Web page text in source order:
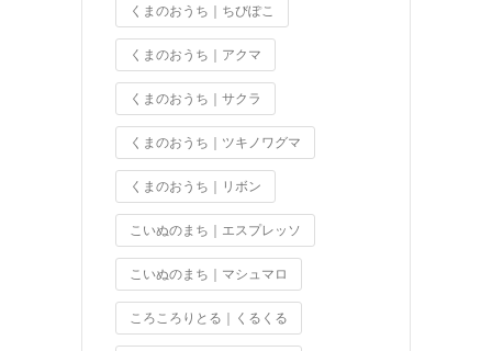
くまのおうち｜ちびぽこ
くまのおうち｜アクマ
くまのおうち｜サクラ
くまのおうち｜ツキノワグマ
くまのおうち｜リボン
こいぬのまち｜エスプレッソ
こいぬのまち｜マシュマロ
ころころりとる｜くるくる